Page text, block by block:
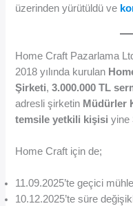
üzerinden yürütüldü ve
Home Craft Pazarlama
2018 yılında kurulan
Şirketi,3.000.000 TL
adresli şirketin Müdürler
temsile yetkili kişisi yine
Home Craft için de;
11.09.2025’te geçici
10.12.2025’te süre